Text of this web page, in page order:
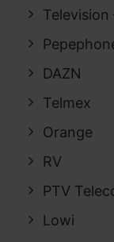
Television
DAZN
Telmex
Orange
RV
PTV
Lowi